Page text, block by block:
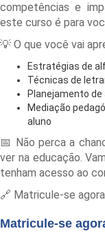
competências e
este curso é para
💡 O que você vai
Estratégias de
Técnicas de
Planejamento
Mediação
aluno
📅 Não perca a
ver na educação.
tenham acesso ao
🔗 Matricule-se
Matricule-se